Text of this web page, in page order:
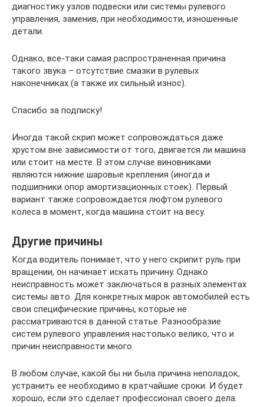
диагностику узлов подвески или системы рулевого
управления, заменив, при необходимости, изношенные
детали.
Однако, все-таки самая распространенная причина
такого звука – отсутствие смазки в рулевых
наконечниках (а также их сильный износ).
Спасибо за подписку!
Иногда такой скрип может сопровождаться даже
хрустом вне зависимости от того, двигается ли машина
или стоит на месте. В этом случае виновниками
являются нижние шаровые крепления (иногда и
подшипники опор амортизационных стоек). Первый
вариант также сопровождается люфтом рулевого
колеса в момент, когда машина стоит на весу.
Другие причины
Когда водитель понимает, что у него скрипит руль при
вращении, он начинает искать причину. Однако
неисправность может заключаться в разных элементах
системы авто. Для конкретных марок автомобилей есть
свои специфические причины, которые не
рассматриваются в данной статье. Разнообразие
систем рулевого управления настолько велико, что и
причин неисправности много.
В любом случае, какой бы ни была причина неполадок,
устранить ее необходимо в кратчайшие сроки. И будет
хорошо, если это сделает профессионал своего дела.